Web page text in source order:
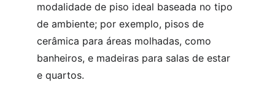
modalidade de piso ideal baseada no tipo
de ambiente; por exemplo, pisos de
cerâmica para áreas molhadas, como
banheiros, e madeiras para salas de estar
e quartos.